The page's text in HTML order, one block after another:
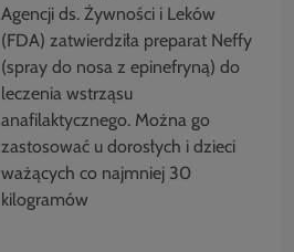
Agencji ds. Żywności i Leków
(FDA) zatwierdziła preparat Neffy
(spray do nosa z epinefryną) do
leczenia wstrząsu
anafilaktycznego. Można go
zastosować u dorosłych i dzieci
ważących co najmniej 30
kilogramów